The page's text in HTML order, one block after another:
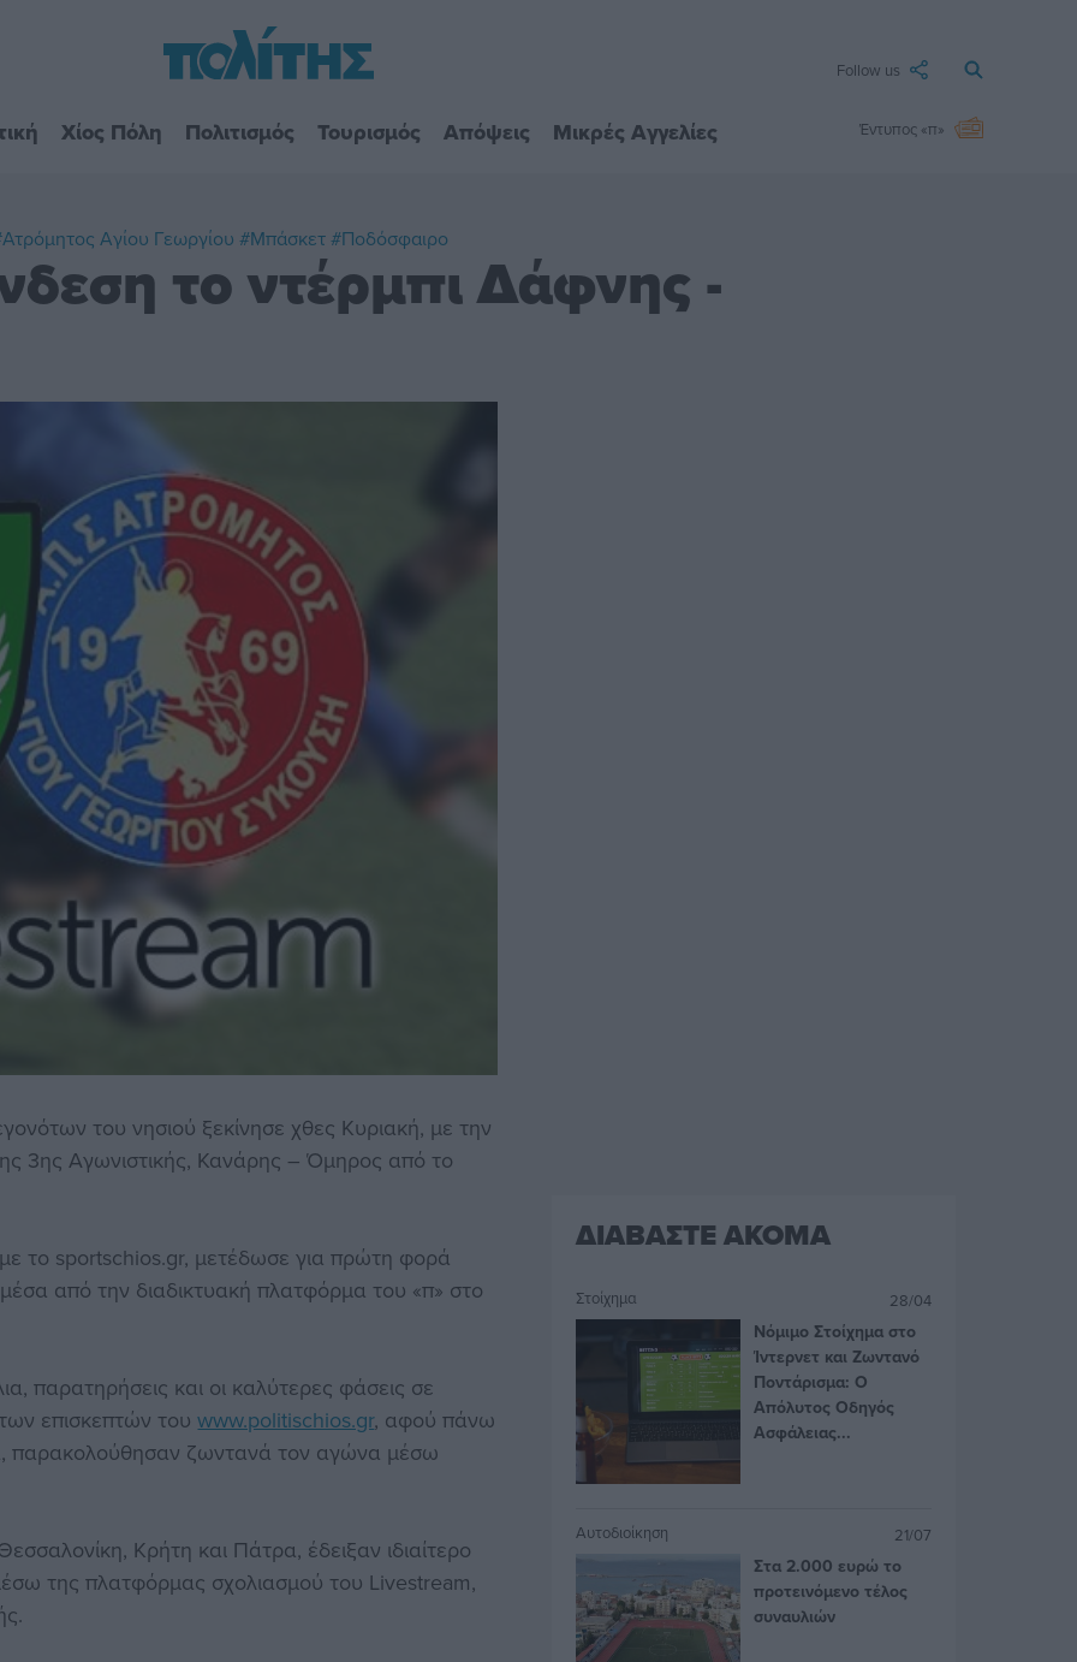
Follow us
Χίος Πόλη Πολιτισμός Τουρισμός Απόψεις Μικρές Αγγελίες Έντυπος «π»
Αγίου Γεωργίου #Μπάσκετ #Ποδόσφαιρο
το ντέρμπι Δάφνης -
του νησιού ξεκίνησε χθες Κυριακή, με την
3ης Αγωνιστικής, Κανάρης – Όμηρος από το
το sportschios.gr, μετέδωσε για πρώτη φορά
από την διαδικτυακή πλατφόρμα του «π» στο
παρατηρήσεις και οι καλύτερες φάσεις σε
επισκεπτών τουwww.politischios.gr, αφού πάνω
παρακολούθησαν ζωντανά τον αγώνα μέσω
Κρήτη και Πάτρα, έδειξαν ιδιαίτερο
της πλατφόρμας σχολιασμού του Livestream,
ΔΙΑΒΑΣΤΕ ΑΚΟΜΑ
Στοίχημα 28/04
Νόμιμο Στοίχημα στο
Ίντερνετ και Ζωντανό
Ποντάρισμα: Ο
Απόλυτος Οδηγός
Ασφάλειας...
Αυτοδιοίκηση 21/07
Στα 2.000 ευρώ το
προτεινόμενο τέλος
συναυλιών